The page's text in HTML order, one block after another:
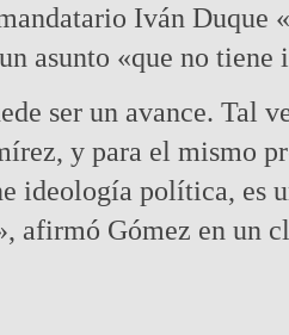
Iván Duque
asunto «que no
ser un avance. Tal
y para el mismo
ideología política, es
afirmó Gómez en un